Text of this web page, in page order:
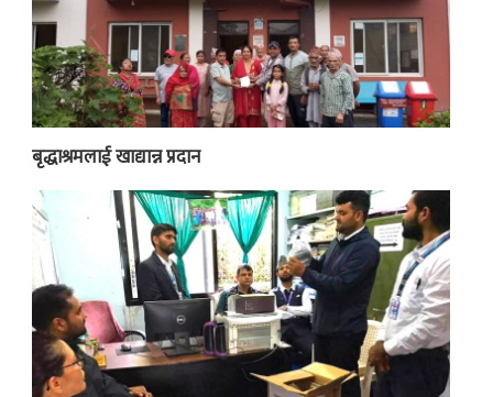
बृद्धाश्रमलाई खाद्यान्न प्रदान